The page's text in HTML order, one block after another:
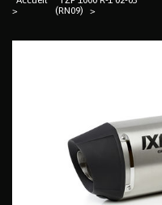
(RN09)